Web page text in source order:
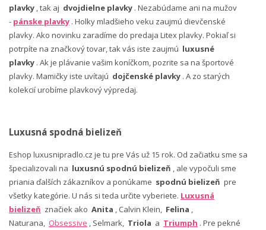
plavky , tak aj dvojdielne plavky . Nezabúdame ani na mužov
- pánske plavky . Holky mladšieho veku zaujmú dievčenské
plavky. Ako novinku zaradíme do predaja Litex plavky. Pokiaľ si
potrpíte na značkový tovar, tak vás iste zaujmú luxusné
plavky . Ak je plávanie vašim koníčkom, pozrite sa na športové
plavky. Mamičky iste uvítajú dojčenské plavky . A zo starých
kolekcií urobíme plavkový výpredaj.
Luxusná spodná bielizeň
Eshop luxusnipradlo.cz je tu pre Vás už 15 rok. Od začiatku sme sa
špecializovali na luxusnú spodnú bielizeň , ale vypočuli sme
priania ďalších zákazníkov a ponúkame spodnú bielizeň pre
všetky kategórie. U nás si teda určite vyberiete. Luxusná
bielizeň značiek ako Anita , Calvin Klein, Felina ,
Naturana, Obsessive , Selmark, Triola a Triumph . Pre pekné